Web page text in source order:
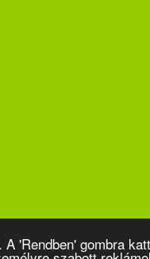
'Rendben' gombra